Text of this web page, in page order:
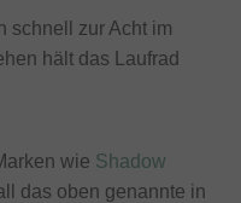
schnell zur Acht im
hält das Laufrad
wie Shadow
das oben genannte in